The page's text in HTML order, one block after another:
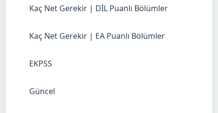
Kaç Net Gerekir | DİL Puanlı Bölümler
Kaç Net Gerekir | EA Puanlı Bölümler
EKPSS
Güncel